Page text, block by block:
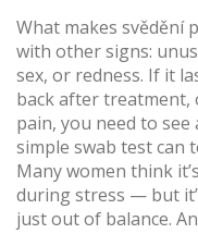
What makes svědění
with other signs:
sex, or redness. If it
back after treatment,
pain, you need to
simple swab test can
Many women think
during stress — but
just out of balance.